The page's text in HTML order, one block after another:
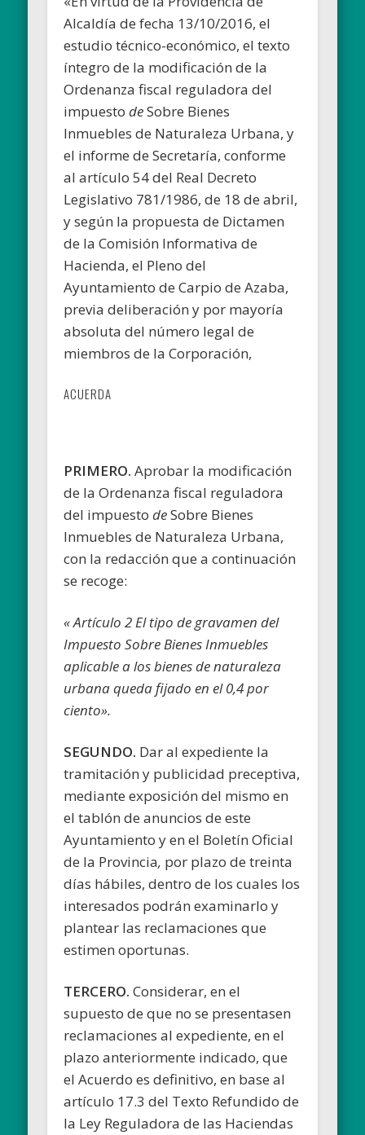
Alcaldía de fecha 13/10/2016, el
estudio técnico-económico, el texto
íntegro de la modificación de la
Ordenanza fiscal reguladora del
impuestodeSobre Bienes
Inmuebles de Naturaleza Urbana, y
el informe de Secretaría, conforme
al artículo 54 del Real Decreto
Legislativo 781/1986, de 18 de abril,
y según la propuesta de Dictamen
de la Comisión Informativa de
Hacienda, el Pleno del
Ayuntamiento de Carpio de Azaba,
previa deliberación y por mayoría
absoluta del número legal de
miembros de la Corporación,
ACUERDA
PRIMERO. Aprobar la modificación
de la Ordenanza fiscal reguladora
del impuestodeSobre Bienes
Inmuebles de Naturaleza Urbana,
con la redacción que a continuación
se recoge:
« Artículo 2 El tipo de gravamen del
Impuesto Sobre Bienes Inmuebles
aplicable a los bienes de naturaleza
urbana queda fijado en el 0,4 por
ciento».
SEGUNDO. Dar al expediente la
tramitación y publicidad preceptiva,
mediante exposición del mismo en
el tablón de anuncios de este
Ayuntamiento y en el Boletín Oficial
de la Provincia, por plazo de treinta
días hábiles, dentro de los cuales los
interesados podrán examinarlo y
plantear las reclamaciones que
estimen oportunas.
TERCERO. Considerar, en el
supuesto de que no se presentasen
reclamaciones al expediente, en el
plazo anteriormente indicado, que
el Acuerdo es definitivo, en base al
artículo 17.3 del Texto Refundido de
la Ley Reguladora de las Haciendas